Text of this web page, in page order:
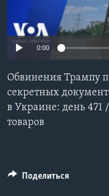
Learning English
СОЦИАЛЬНЫЕ СЕТИ
Языки
0:00
Обвинения Трампу
секретных
в Украине: день
товаров
Поделиться